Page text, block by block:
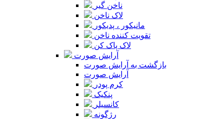
ناخن گیر
لاک ناخن
مانیکور ، پدیکور
تقویت کننده ناخن
لاک پاک کن
آرایش صورت
بازگشت به آرایش صورت
آرایش صورت
کرم پودر
پنکیک
کانسیلر
رژگونه